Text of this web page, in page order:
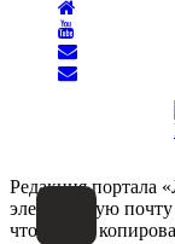
Редакция портала
электронную
что любое